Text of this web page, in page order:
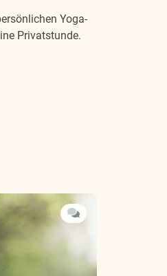
Yoga-
Privatstunde.